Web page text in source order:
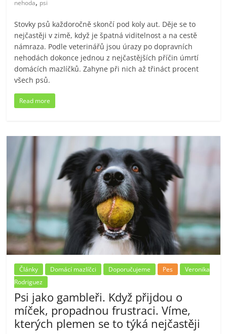
nehoda psi
Stovky psů každoročně skončí pod koly aut. Děje se to
nejčastěji v zimě, když je špatná viditelnost a na cestě
námraza. Podle veterinářů jsou úrazy po dopravních
nehodách dokonce jednou z nejčastějších příčin úmrtí
domácích mazlíčků. Zahyne při nich až třináct procent
všech psů.
Read more
Články Domácí mazlíčci Doporučujeme Pes
Veronika
Rodriguez
Psi jako gambleři. Když přijdou o
míček, propadnou frustraci. Víme,
kterých plemen se to týká nejčastěji